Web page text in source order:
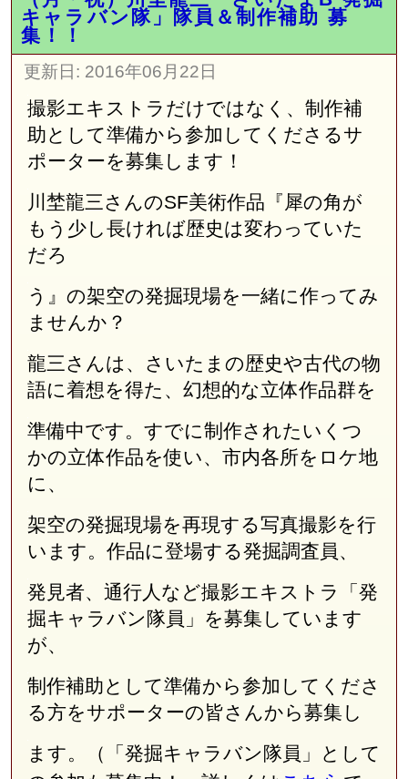
キャラバン隊」隊員＆制作補助 募
集！！
更新日: 2016年06月22日
撮影エキストラだけではなく、制作補
助として準備から参加してくださるサ
ポーターを募集します！
川埜龍三さんのSF美術作品『犀の角が
もう少し長ければ歴史は変わっていた
だろ
う』の架空の発掘現場を一緒に作ってみ
ませんか？
龍三さんは、さいたまの歴史や古代の物
語に着想を得た、幻想的な立体作品群を
準備中です。すでに制作されたいくつ
かの立体作品を使い、市内各所をロケ地
に、
架空の発掘現場を再現する写真撮影を行
います。作品に登場する発掘調査員、
発見者、通行人など撮影エキストラ「発
掘キャラバン隊員」を募集しています
が、
制作補助として準備から参加してくださ
る方をサポーターの皆さんから募集し
ます。（「発掘キャラバン隊員」として